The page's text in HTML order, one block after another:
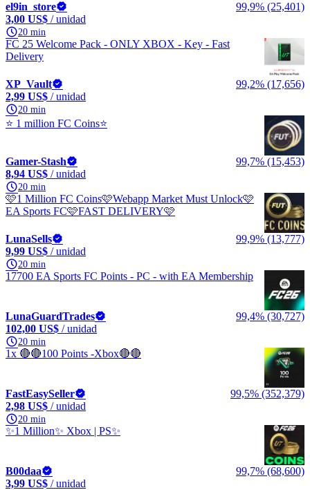
el9in_store
99,9% (25,401)
3,00 US$ / unidad
20 min
FC 25 Welcome Pack - ONLY XBOX - Key - Fast
Delivery
XP_Vault
99,2% (17,656)
2,99 US$ / unidad
20 min
⭐ 1 million FC Coins⭐
Gamer-Stash
99,7% (15,453)
8,94 US$ / unidad
20 min
🩷1 Million FC Coins🩷Webapp Market Must Unlock🩷
EA Sports FC🩷FAST DELIVERY🩷
LunaSells
99,9% (13,777)
9,99 US$ / unidad
20 min
17700 EA Sports FC Points - PC - with EA Membership
LunaGuardTrades
99,4% (30,727)
102,00 US$ / unidad
20 min
1x 🔴🔴100 Points -Xbox🔴🔴
FastEasySeller
99,5% (352,379)
2,98 US$ / unidad
20 min
✨1 Million✨ Xbox | PS✨
B00daa
99,7% (68,600)
3,99 US$ / unidad